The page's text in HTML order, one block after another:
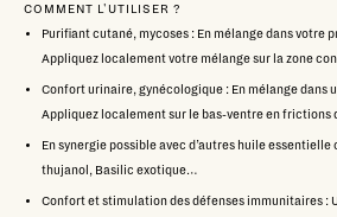
COMMENT L'UTILISER ?
Purifiant cutané, mycoses : En mélange dans votre
Appliquez localement votre mélange sur la zone
Confort urinaire, gynécologique : En mélange dans
Appliquez localement sur le bas-ventre en frictions
En synergie possible avec d’autres huile essentielle
thujanol, Basilic exotique…
Confort et stimulation des défenses immunitaires :